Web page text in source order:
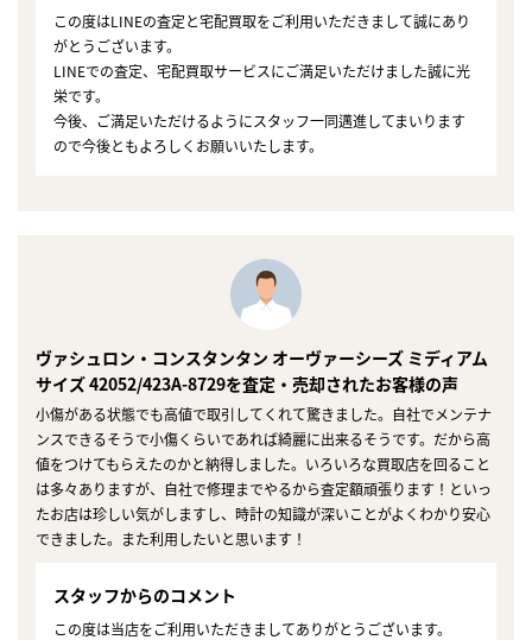
この度はLINEの査定と宅配買取をご利用いただきまして誠にあり
がとうございます。
LINEでの査定、宅配買取サービスにご満足いただけました誠に光
栄です。
今後、ご満足いただけるようにスタッフ一同邁進してまいります
ので今後ともよろしくお願いいたします。
ヴァシュロン・コンスタンタン オーヴァーシーズ ミディアム
サイズ 42052/423A-8729を査定・売却されたお客様の声
小傷がある状態でも高値で取引してくれて驚きました。自社でメンテナ
ンスできるそうで小傷くらいであれば綺麗に出来るそうです。だから高
値をつけてもらえたのかと納得しました。いろいろな買取店を回ること
は多々ありますが、自社で修理までやるから査定額頑張ります！といっ
たお店は珍しい気がしますし、時計の知識が深いことがよくわかり安心
できました。また利用したいと思います！
スタッフからのコメント
この度は当店をご利用いただきましてありがとうございます。